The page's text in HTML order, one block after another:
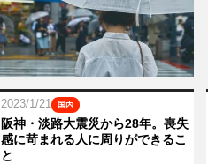
2023/1/21 国内
阪神・淡路大震災から28年。喪失
感に苛まれる人に周りができるこ
と